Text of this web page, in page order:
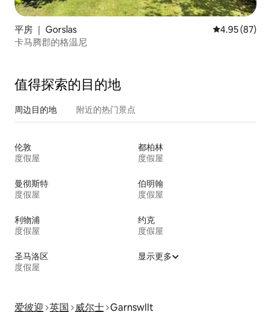
平房 ｜ Gorslas 平均评分
4.95 (87)
卡马腾郡的格温尼
值得探索的目的地
周边目的地 附近的热门景点
伦敦
度假屋
都柏林
度假屋
曼彻斯特
度假屋
伯明翰
度假屋
利物浦
度假屋
约克
度假屋
圣马洛区
度假屋
显示更多
爱彼迎 英国 威尔士 Garnswllt